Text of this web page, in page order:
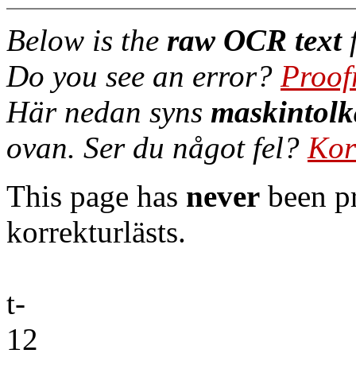
Below is the raw OCR text
Do you see an error?
Här nedan syns
ovan. Ser du något fel?
This page has never been
korrekturlästs.
t-
12